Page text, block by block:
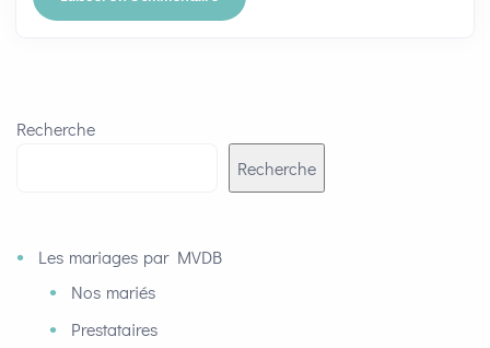
Recherche
Recherche
Les mariages par MVDB
Nos mariés
Prestataires